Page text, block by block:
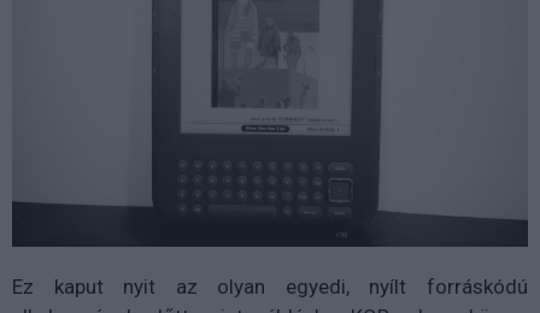
Ez kaput nyit az olyan egyedi, nyílt forráskódú